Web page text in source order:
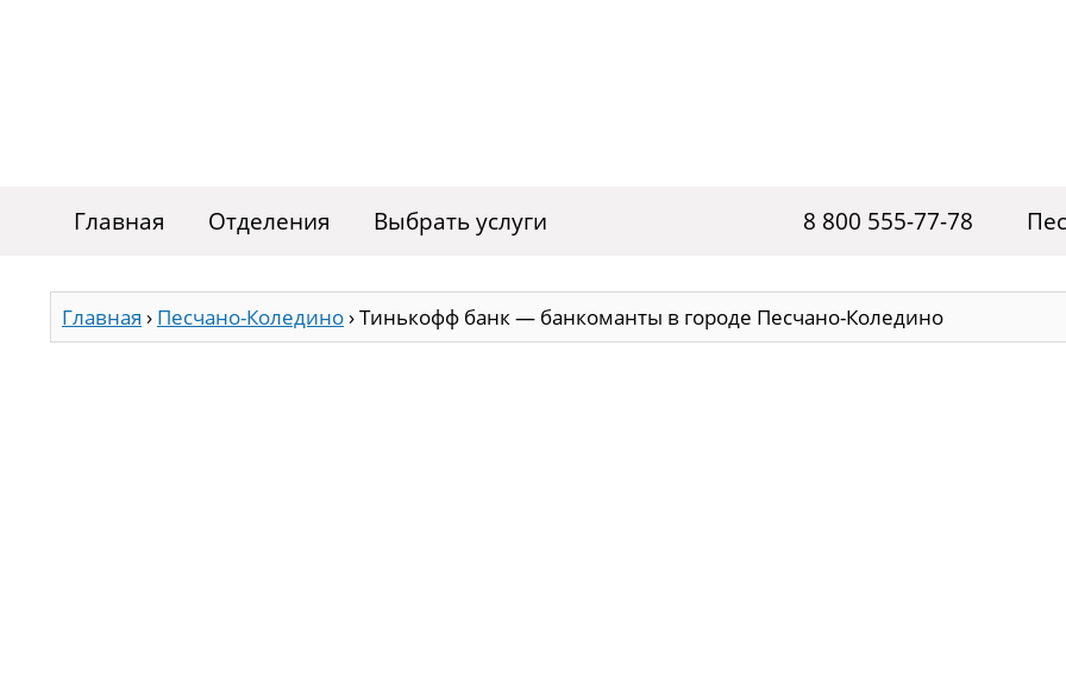
Главная Отделения Выбрать услуги 8 800 555-77-78
Главная › Песчано-Коледино›Тинькофф банк — банкоманты в городе Песчано-Коледино